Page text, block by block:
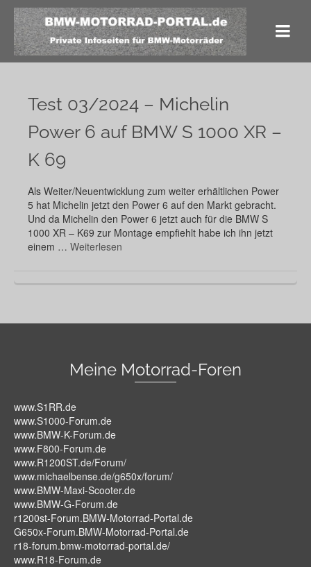
Test 03/2024 – Michelin
Power 6 auf BMW S 1000 XR –
K 69
Als Weiter/Neuentwicklung zum weiter erhältlichen Power
5 hat Michelin jetzt den Power 6 auf den Markt gebracht.
Und da Michelin den Power 6 jetzt auch für die BMW S
1000 XR – K69 zur Montage empfiehlt habe ich ihn jetzt
einem … Weiterlesen
Meine Motorrad-Foren
www.S1RR.de
www.S1000-Forum.de
www.BMW-K-Forum.de
www.F800-Forum.de
www.R1200ST.de/Forum/
www.michaelbense.de/g650x/forum/
www.BMW-Maxi-Scooter.de
www.BMW-G-Forum.de
r1200st-Forum.BMW-Motorrad-Portal.de
G650x-Forum.BMW-Motorrad-Portal.de
r18-forum.bmw-motorrad-portal.de/
www.R18-Forum.de